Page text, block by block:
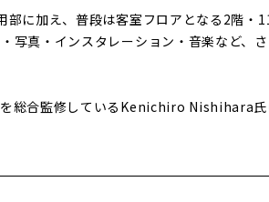
に加え、普段は客室フロアとなる2階・
写真・インスタレーション・音楽など、
総合監修しているKenichiro Nishihara